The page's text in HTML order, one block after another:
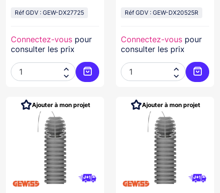
Réf GDV : GEW-DX27725
Connectez-vous pour
consulter les prix


Ajouter au panier
Réf GDV : GEW-DX20525R
Connectez-vous pour
consulter les prix


Ajouter à mon projet Ajouter à mon projet